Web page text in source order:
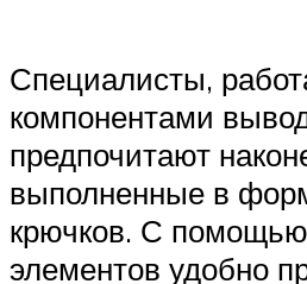
Специалисты,
компонентами
предпочитают
выполненные в
крючков. С помощью
элементов удобно